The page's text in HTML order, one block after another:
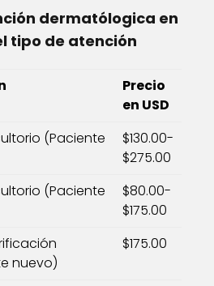
dermatólogica en
tipo de atención
Precio
en USD
(Paciente
$130.00-
$275.00
(Paciente
$80.00-
$175.00
nuevo)
$175.00